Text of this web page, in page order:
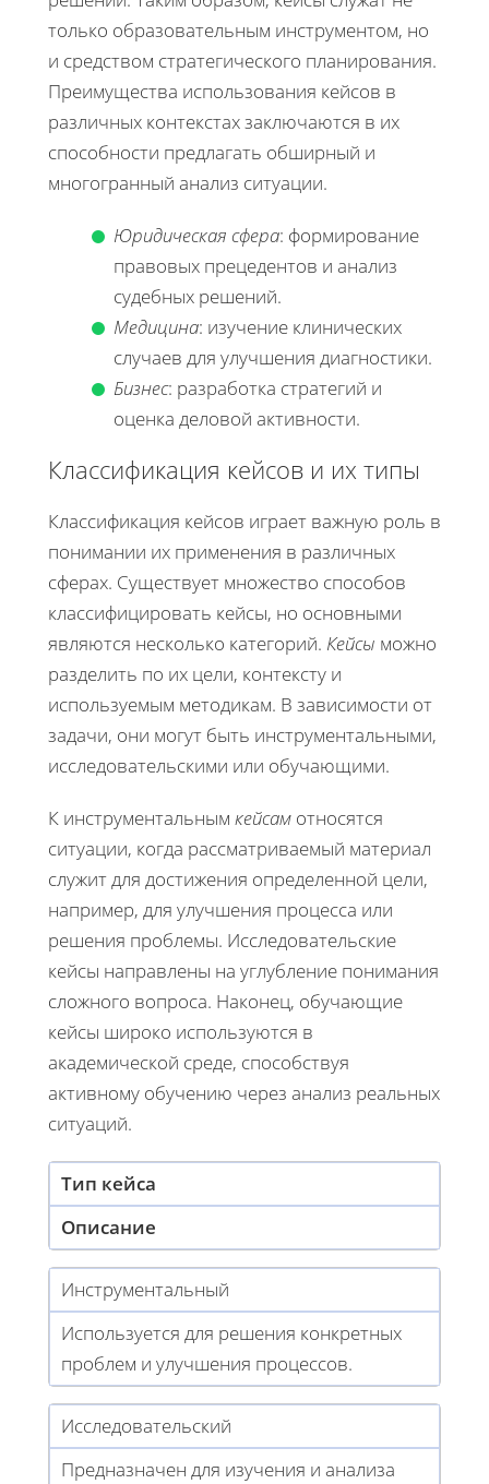
только образовательным инструментом, но
и средством стратегического планирования.
Преимущества использования кейсов в
различных контекстах заключаются в их
способности предлагать обширный и
многогранный анализ ситуации.
Юридическая сфера: формирование
правовых прецедентов и анализ
судебных решений.
Медицина: изучение клинических
случаев для улучшения диагностики.
Бизнес: разработка стратегий и
оценка деловой активности.
Классификация кейсов и их типы
Классификация кейсов играет важную роль в
понимании их применения в различных
сферах. Существует множество способов
классифицировать кейсы, но основными
являются несколько категорий. Кейсы можно
разделить по их цели, контексту и
используемым методикам. В зависимости от
задачи, они могут быть инструментальными,
исследовательскими или обучающими.
К инструментальным кейсам относятся
ситуации, когда рассматриваемый материал
служит для достижения определенной цели,
например, для улучшения процесса или
решения проблемы. Исследовательские
кейсы направлены на углубление понимания
сложного вопроса. Наконец, обучающие
кейсы широко используются в
академической среде, способствуя
активному обучению через анализ реальных
ситуаций.
Тип кейса
Описание
Инструментальный
Используется для решения конкретных
проблем и улучшения процессов.
Исследовательский
Предназначен для изучения и анализа